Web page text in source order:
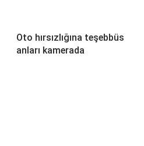
Oto hırsızlığına teşebbüs
anları kamerada